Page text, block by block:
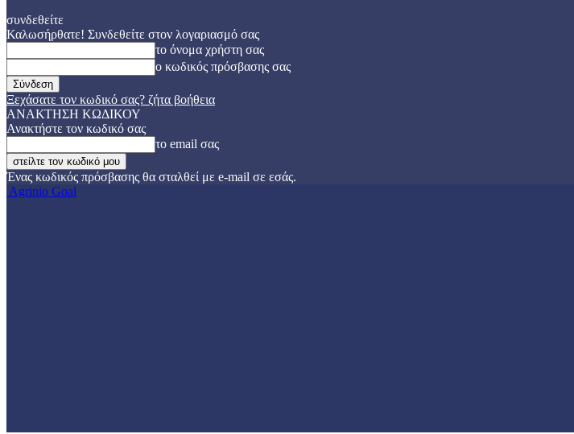
συνδεθείτε
Καλωσήρθατε! Συνδεθείτε στον λογαριασμό σας
το όνομα χρήστη σας
ο κωδικός πρόσβασης σας
Ξεχάσατε τον κωδικό σας? ζήτα βοήθεια
ΑΝΑΚΤΗΣΗ ΚΩΔΙΚΟΥ
Ανακτήστε τον κωδικό σας
το email σας
Ένας κωδικός πρόσβασης θα σταλθεί με e-mail σε εσάς.
Agrinio Goal